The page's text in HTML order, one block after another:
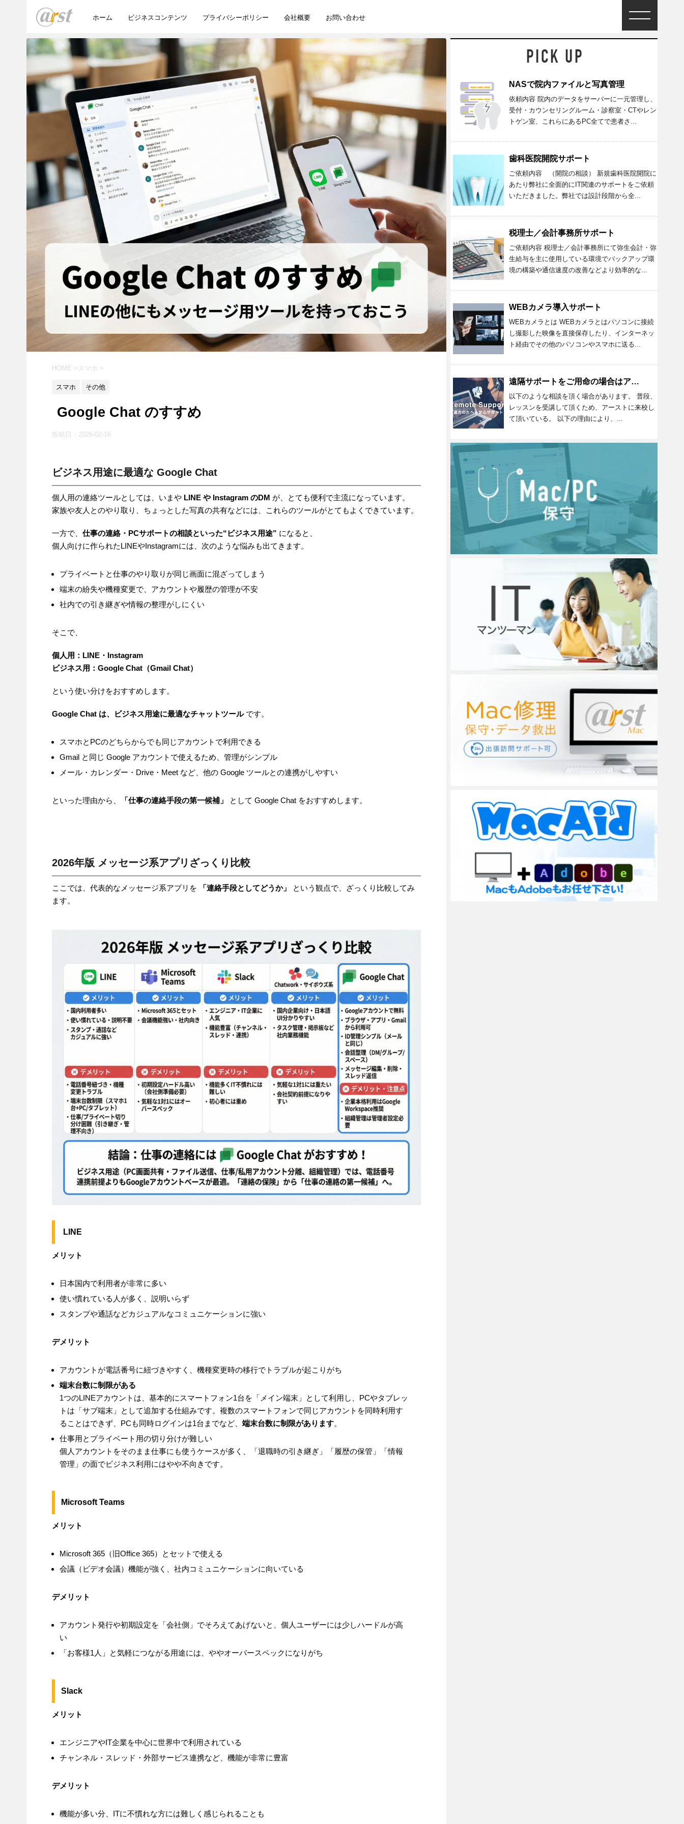
ホーム ビジネスコンテンツ プライバシーポリシー 会社概要 お問い合わせ
HOME > スマホ >
スマホ その他
Google Chat のすすめ
投稿日： 2026-02-16
ビジネス用途に最適な Google Chat
個人用の連絡ツールとしては、いまや LINE や Instagram のDM が、とても便利で主流になっています。
家族や友人とのやり取り、ちょっとした写真の共有などには、これらのツールがとてもよくできています。
一方で、 仕事の連絡・PCサポートの相談といった“ビジネス用途” になると、
個人向けに作られたLINEやInstagramには、次のような悩みも出てきます。
プライベートと仕事のやり取りが同じ画面に混ざってしまう
端末の紛失や機種変更で、アカウントや履歴の管理が不安
社内での引き継ぎや情報の整理がしにくい
そこで、
個人用：LINE・Instagram
ビジネス用：Google Chat（Gmail Chat）
という使い分けをおすすめします。
Google Chat は、ビジネス用途に最適なチャットツールです。
スマホとPCのどちらからでも同じアカウントで利用できる
Gmail と同じ Google アカウントで使えるため、管理がシンプル
メール・カレンダー・Drive・Meet など、他の Google ツールとの連携がしやすい
といった理由から、 「仕事の連絡手段の第一候補」 として Google Chat をおすすめします。
2026年版 メッセージ系アプリざっくり比較
ここでは、代表的なメッセージ系アプリを 「連絡手段としてどうか」
という観点で、ざっくり比較してみ
ます。
LINE
メリット
日本国内で利用者が非常に多い
使い慣れている人が多く、説明いらず
スタンプや通話などカジュアルなコミュニケーションに強い
デメリット
アカウントが電話番号に紐づきやすく、機種変更時の移行でトラブルが起こりがち
端末台数に制限がある
1つのLINEアカウントは、基本的にスマートフォン1台を「メイン端末」として利用し、PCやタブレッ
トは「サブ端末」として追加する仕組みです。複数のスマートフォンで同じアカウントを同時利用す
ることはできず、PCも同時ログインは1台までなど、 端末台数に制限があります。
仕事用とプライベート用の切り分けが難しい
個人アカウントをそのまま仕事にも使うケースが多く、「退職時の引き継ぎ」「履歴の保管」「情報
管理」の面でビジネス利用にはやや不向きです。
Microsoft Teams
メリット
Microsoft 365（旧Office 365）とセットで使える
会議（ビデオ会議）機能が強く、社内コミュニケーションに向いている
デメリット
アカウント発行や初期設定を「会社側」でそろえてあげないと、個人ユーザーには少しハードルが高
い
「お客様1人」と気軽につながる用途には、ややオーバースペックになりがち
Slack
メリット
エンジニアやIT企業を中心に世界中で利用されている
チャンネル・スレッド・外部サービス連携など、機能が非常に豊富
デメリット
機能が多い分、ITに不慣れな方には難しく感じられることも
NASで院内ファイルと写真管理
依頼内容 院内のデータをサーバーに一元管理し、
受付・カウンセリングルーム・診察室・CTやレン
トゲン室、これらにあるPC全てで患者さ...
歯科医院開院サポート
ご依頼内容 （開院の相談） 新規歯科医院開院に
あたり弊社に全面的にIT関連のサポートをご依頼
いただきました。弊社では設計段階から全...
税理士／会計事務所サポート
ご依頼内容 税理士／会計事務所にて弥生会計・弥
生給与を主に使用している環境でバックアップ環
境の構築や通信速度の改善などより効率的な...
WEBカメラ導入サポート
WEBカメラとは WEBカメラとはパソコンに接続
し撮影した映像を直接保存したり、インターネッ
ト経由でその他のパソコンやスマホに送る...
遠隔サポートをご用命の場合はアーストまで
以下のような相談を頂く場合があります。 普段、
レッスンを受講して頂くため、アーストに来校し
て頂いている。 以下の理由により、...